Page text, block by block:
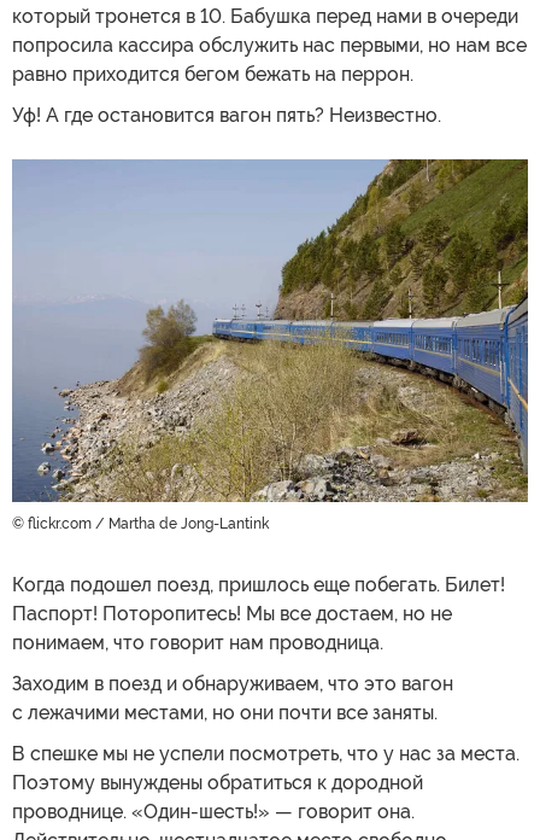
который тронется в 10. Бабушка перед нами в очереди
попросила кассира обслужить нас первыми, но нам все
равно приходится бегом бежать на перрон.
Уф! А где остановится вагон пять? Неизвестно.
© flickr.com / Martha de Jong-Lantink
Когда подошел поезд, пришлось еще побегать. Билет!
Паспорт! Поторопитесь! Мы все достаем, но не
понимаем, что говорит нам проводница.
Заходим в поезд и обнаруживаем, что это вагон
с лежачими местами, но они почти все заняты.
В спешке мы не успели посмотреть, что у нас за места.
Поэтому вынуждены обратиться к дородной
проводнице. «Один-шесть!» — говорит она.